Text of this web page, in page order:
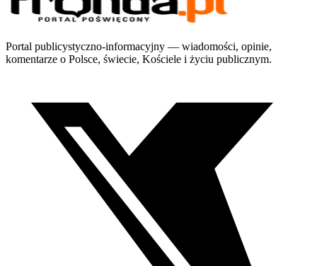
Portal publicystyczno-informacyjny — wiadomości, opinie,
komentarze o Polsce, świecie, Kościele i życiu publicznym.